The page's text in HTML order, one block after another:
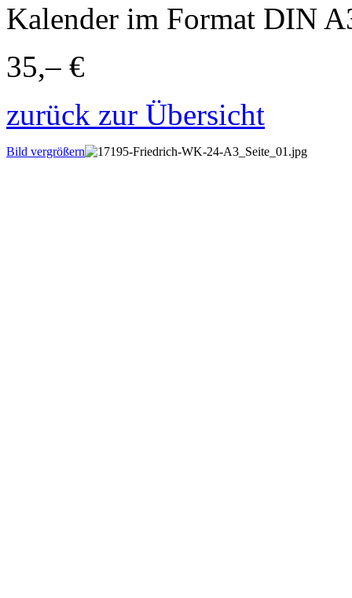
Kalender im Format DIN
35,– €
zurück zur Übersicht
Bild vergrößern